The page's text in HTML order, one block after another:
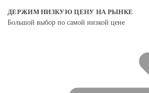
ДЕРЖИМ НИЗКУЮ ЦЕНУ НА РЫНКЕ
Большой выбор по самой низкой цене